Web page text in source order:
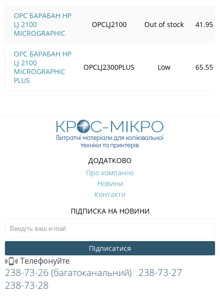
OPC БАРАБАН HP
LJ 2100
MICROGRAPHIC
OPC БАРАБАН HP
LJ 2100
MICROGRAPHIC
PLUS
OPCLJ2100 Out of stock 41.95
OPCLJ2300PLUS Low 65.55
ДОДАТКОВО
Про компанію
Новини
Контакти
ПІДПИСКА НА НОВИНИ
Підписатися
Телефонуйте
238-73-26 (багатоканальний) 238-73-27
238-73-28